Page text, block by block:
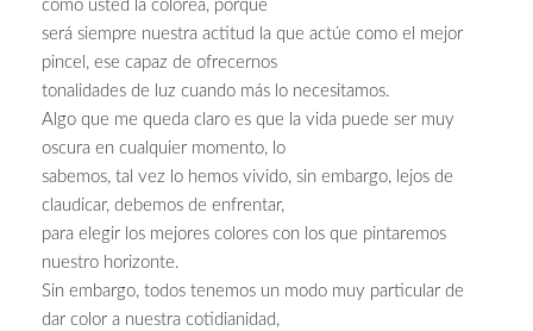
como usted la colorea, porque
será siempre nuestra actitud la que actúe como el mejor
pincel, ese capaz de ofrecernos
tonalidades de luz cuando más lo necesitamos.
Algo que me queda claro es que la vida puede ser muy
oscura en cualquier momento, lo
sabemos, tal vez lo hemos vivido, sin embargo, lejos de
claudicar, debemos de enfrentar,
para elegir los mejores colores con los que pintaremos
nuestro horizonte.
Sin embargo, todos tenemos un modo muy particular de
dar color a nuestra cotidianidad,